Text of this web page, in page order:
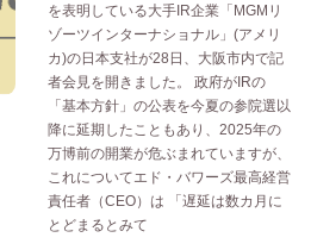
を表明している大手IR企業「MGMリ
ゾーツインターナショナル」(アメリ
カ)の日本支社が28日、大阪市内で記
者会見を開きました。 政府がIRの
「基本方針」の公表を今夏の参院選以
降に延期したこともあり、2025年の
万博前の開業が危ぶまれていますが、
これについてエド・バワーズ最高経営
責任者（CEO）は 「遅延は数カ月に
とどまるとみて